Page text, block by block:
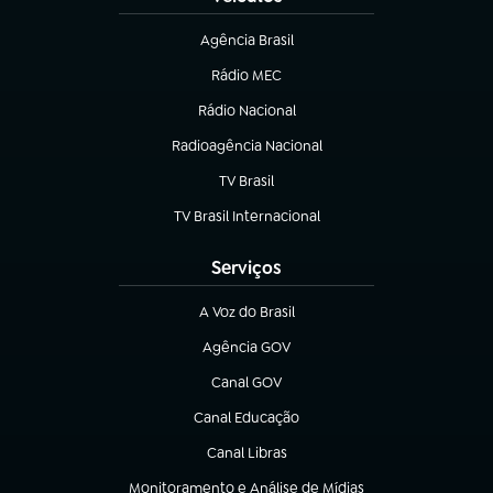
Agência Brasil
(abre em nova aba)
Rádio MEC
Rádio Nacional
(abre em nova aba)
Radioagência Nacional
(abre em nova aba)
TV Brasil
(abre em nova aba)
TV Brasil Internacional
(abre em nova aba)
Serviços
A Voz do Brasil
(abre em nova aba)
Agência GOV
(abre em nova aba)
Canal GOV
(abre em nova aba)
Canal Educação
(abre em nova aba)
Canal Libras
(abre em nova aba)
Monitoramento e Análise de Mídias